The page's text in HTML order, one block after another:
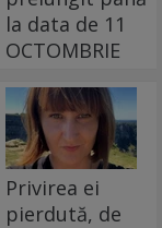
la data de 11
OCTOMBRIE
Privirea ei
pierdută, de